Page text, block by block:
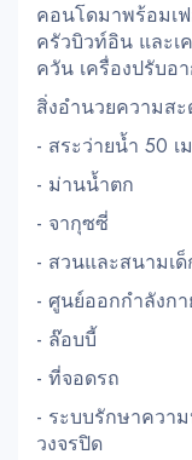
คอนโดมาพร้อมเฟ
ครัวบิวท์อิน และเ
ควัน เครื่องปรับ
สิ่งอำนวยความสะ
- สระว่ายน้ำ 50 เ
- ม่านน้ำตก
- จากุซซี่
- สวนและสนามเด็
- ศูนย์ออกกำลังกา
- ล๊อบบี้
- ที่จอดรถ
- ระบบรักษาควา
วงจรปิด